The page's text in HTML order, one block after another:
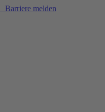
Barriere melden